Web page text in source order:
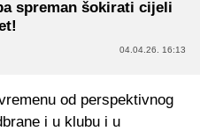
spreman šokirati cijeli
04.04.26. 16:13
od perspektivnog
i u klubu i u